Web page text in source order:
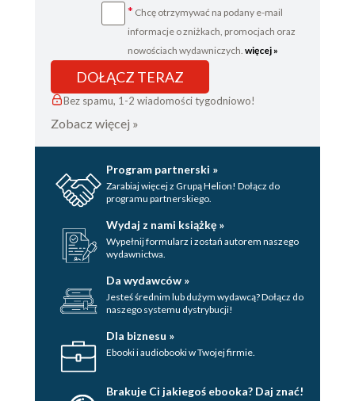
* Chcę otrzymywać na podany e-mail
informacje o zniżkach, promocjach oraz
nowościach wydawniczych. więcej »
DOŁĄCZ TERAZ
Bez spamu, 1-2 wiadomości tygodniowo!
Zobacz więcej »
Program partnerski »
Zarabiaj więcej z Grupą Helion! Dołącz do
programu partnerskiego.
Wydaj z nami książkę »
Wypełnij formularz i zostań autorem naszego
wydawnictwa.
Da wydawców »
Jesteś średnim lub dużym wydawcą? Dołącz do
naszego systemu dystrybucji!
Dla biznesu »
Ebooki i audiobooki w Twojej firmie.
Brakuje Ci jakiegoś ebooka? Daj znać!